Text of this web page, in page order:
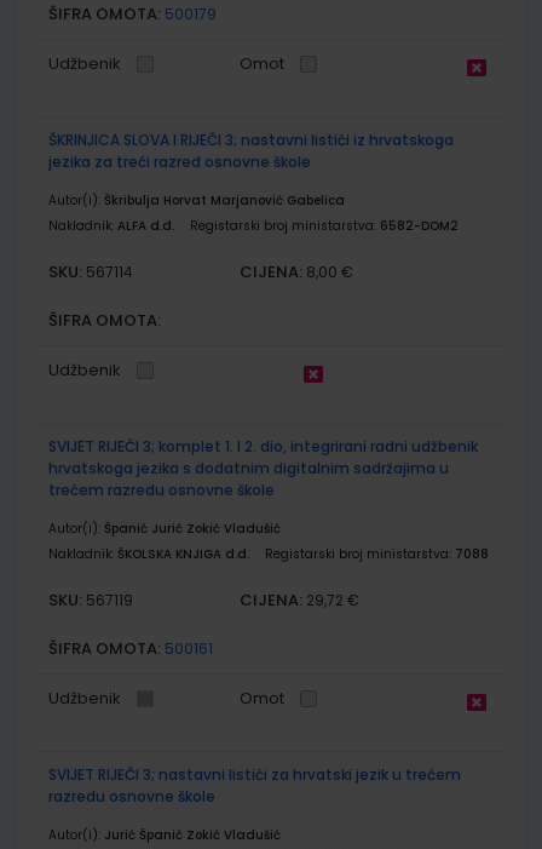
ŠIFRA OMOTA: 500179
Udžbenik Omot
ŠKRINJICA SLOVA I RIJEČI 3; nastavni listići iz hrvatskoga
jezika za treći razred osnovne škole
Autor(i): Škribulja Horvat Marjanović Gabelica
Nakladnik: ALFA d.d. Registarski broj ministarstva: 6582-DOM2
SKU: 567114 CIJENA: 8,00 €
ŠIFRA OMOTA:
Udžbenik
SVIJET RIJEČI 3; komplet 1. I 2. dio, integrirani radni udžbenik
hrvatskoga jezika s dodatnim digitalnim sadržajima u
trećem razredu osnovne škole
Autor(i): Španić Jurić Zokić Vladušić
Nakladnik: ŠKOLSKA KNJIGA d.d. Registarski broj ministarstva: 7088
SKU: 567119 CIJENA: 29,72 €
ŠIFRA OMOTA: 500161
Udžbenik Omot
SVIJET RIJEČI 3; nastavni listići za hrvatski jezik u trećem
razredu osnovne škole
Autor(i): Jurić Španić Zokić Vladušić